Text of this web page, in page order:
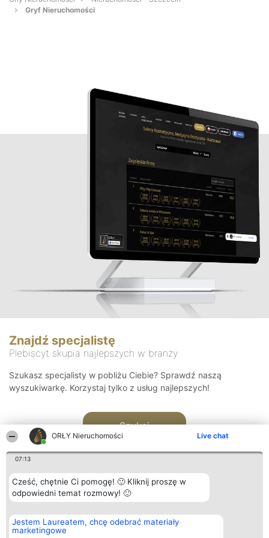
ORŁY Nieruchomości Live chat
07:13
Cześć, chętnie Ci pomogę! 🙂 Kliknij proszę w
odpowiedni temat rozmowy! 🙂
Jestem Laureatem, chcę odebrać materiały
marketingowe
Gryf Nieruchomości
Znajdź specjalistę
Plebiscyt skupia najlepszych w branży
Szukasz specjalisty w pobliżu Ciebie? Sprawdź naszą
wyszukiwarkę. Korzystaj tylko z usług najlepszych!
Szukaj
Organizator plebiscytu
Bright Side Solutions sp. z o.
o. sp. k.
Plebiscyt
Laureaci
Kontakt
Kontakt